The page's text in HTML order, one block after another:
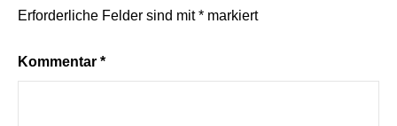
Erforderliche Felder sind mit* markiert
Kommentar *